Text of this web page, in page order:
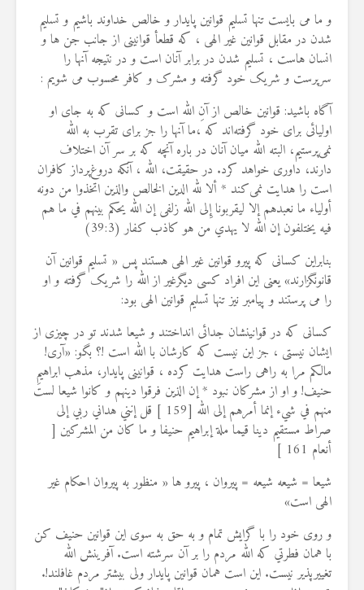
و ما می بایست تنها تسلیم قوانین پایدار و خالص خداوند باشیم و تسلیم
شدن در مقابل قوانین غیر الهی ، که قطعأ قوانینی از جانب جن ها و
انسان هاست ، تسلیم شدن در برابر آنان است و در نتیجه آنها را
سرپرست و شریک خود گرفته و مشرک و کافر محسوب می شویم :
آگاه باشيد: قوانین خالص از آنِ الله است و كسانى كه به جاى او
اولیائی براى خود گرفته‌اند که ،ما آنها را جز براى تقرب به الله
نمى‌پرستيم، البته الله ميان آنان در باره آنچه كه بر سر آن اختلاف
دارند، داورى خواهد كرد. در حقيقت، الله ، آنکه دروغ‌پرداز کافران
است را هدايت نمى‌كند * ألا لله الدين الخالص والذين اتخذوا من دونه
أولياء ما نعبدهم إلا ليقربونا إِلى الله زلفى إن الله يحكم بينهم في ما هم
فيه يختلفون إن الله لا يهدي من هو كاذب كفار (39:3)
بنابراین کسانی که پیرو قوانین غیر الهی هستند پس « تسلیم قوانین آن
قانونگزارند» یعنی این افراد کسی دیگرغیر از الله را شریک گرفته و او
را می پرستند و پیامبر نیز تنها تسلیم قوانین الهی بود:
كسانى كه در قوانینشان جدائی انداختند و شیعا شدند تو در چیزی از
ایشان نیستی ، جز این نیست که كارشان با الله است !؟ بگو: «آرى!
مالکم مرا به راهی راست هدايت كرده ، قوانینی پايدار، مذهب ابراهيمِ
حنيف! و او از مشركان نبود * إن الذين فرقوا دينهم و كانوا شيعا لست
منهم في شيء إنما أمرهم إلى الله [159 ] قل إنني هداني ربي إلى
صراط مستقيم دينا قيما ملة إبراهيم حنيفا و ما كان من المشركين [
أنعام 161 ]
شیعا = شیعه شیعه = پیروان ، پیرو ها « منظور به پیروان احکام غیر
الهی است»
و روى خود را با گرايش تمام و به حق به سوى اين قوانین حنيف كن
با همان فطرتي كه الله مردم را بر آن سرشته است. آفرينش الله
تغييرپذير نيست. اين است همان قوانین پايدار ولى بيشتر مردم غافلند!.